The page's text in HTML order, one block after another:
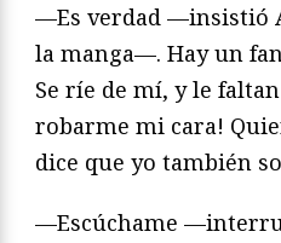
—Es verdad —insistió
la manga—. Hay un
Se ríe de mí, y le
robarme mi cara!
dice que yo también
—Escúchame